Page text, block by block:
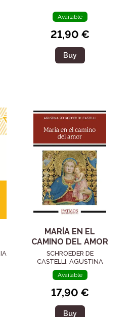
Available
21,90 €
Buy
MARÍA EN EL
CAMINO DEL AMOR
SCHROEDER DE
CASTELLI, AGUSTINA
Available
17,90 €
Buy